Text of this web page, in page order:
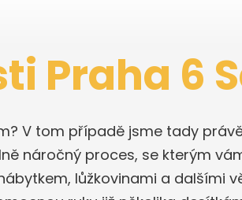
Praha 6
V tom případě jsme tady
náročný proces, se kterým
lůžkovinami a dalšími